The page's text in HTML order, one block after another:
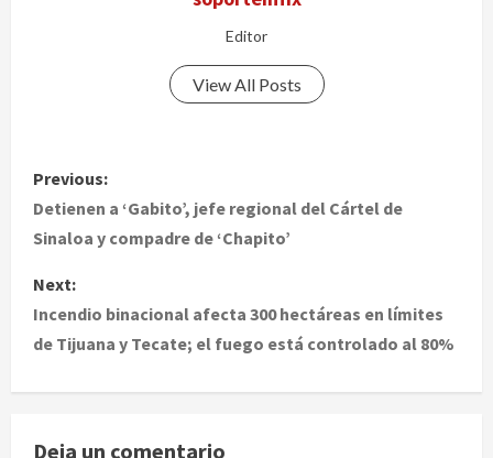
Editor
View All Posts
P
o
t
n
a
v
Previous:
Detienen a ‘Gabito’, jefe regional del Cártel de
Sinaloa y compadre de ‘Chapito’
Next:
Incendio binacional afecta 300 hectáreas en límites
de Tijuana y Tecate; el fuego está controlado al 80%
Deja un comentario